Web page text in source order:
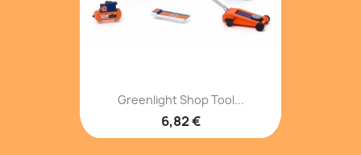
Greenlight Shop Tool...
6,82 €